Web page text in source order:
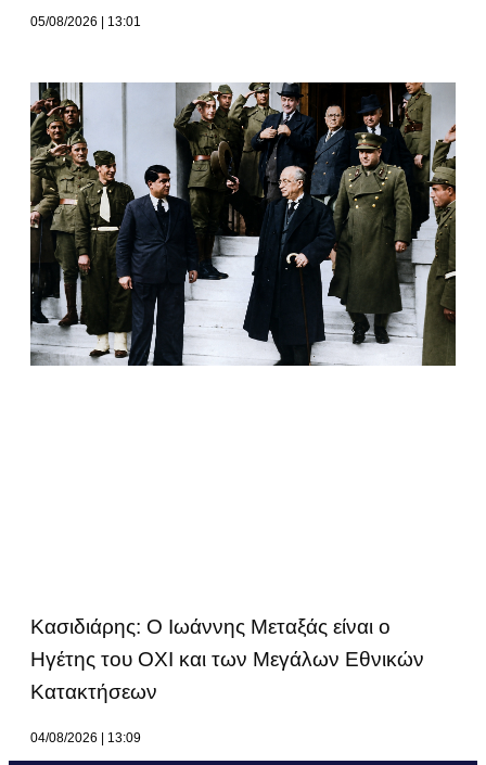
05/08/2026 13:01
Κασιδιάρης: Ο Ιωάννης Μεταξάς είναι ο
Ηγέτης του ΟΧΙ και των Μεγάλων Εθνικών
Κατακτήσεων
04/08/2026 13:09